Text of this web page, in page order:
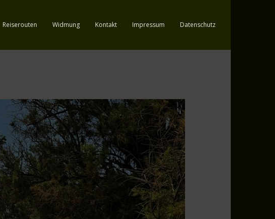
Reiserouten Widmung Kontakt Impressum Datenschutz